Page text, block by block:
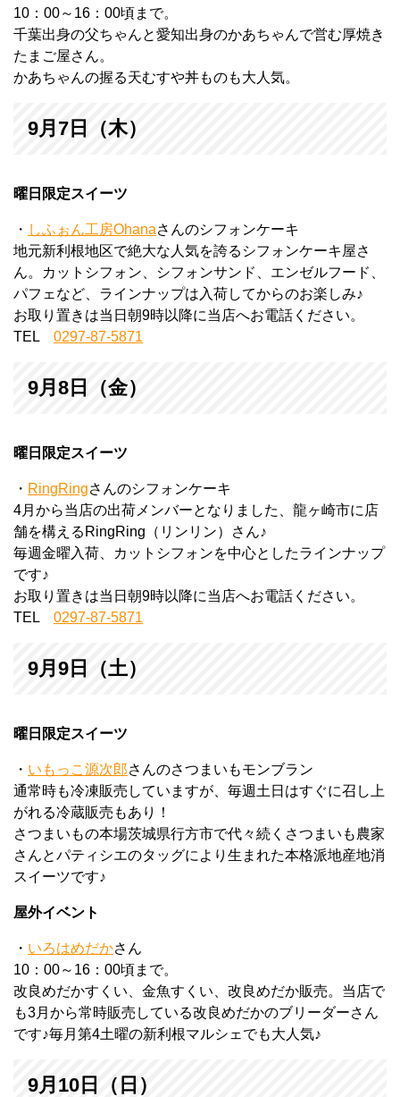
10：00～16：00頃まで。
千葉出身の父ちゃんと愛知出身のかあちゃんで営む厚焼き
たまご屋さん。
かあちゃんの握る天むすや丼ものも大人気。
9月7日（木）
曜日限定スイーツ
・ しふぉん工房Ohanaさんのシフォンケーキ
地元新利根地区で絶大な人気を誇るシフォンケーキ屋さ
ん。カットシフォン、シフォンサンド、エンゼルフード、
パフェなど、ラインナップは入荷してからのお楽しみ♪
お取り置きは当日朝9時以降に当店へお電話ください。
TEL 0297-87-5871
9月8日（金）
曜日限定スイーツ
・ RingRingさんのシフォンケーキ
4月から当店の出荷メンバーとなりました、龍ヶ崎市に店
舗を構えるRingRing（リンリン）さん♪
毎週金曜入荷、カットシフォンを中心としたラインナップ
です♪
お取り置きは当日朝9時以降に当店へお電話ください。
TEL 0297-87-5871
9月9日（土）
曜日限定スイーツ
・ いもっこ源次郎さんのさつまいもモンブラン
通常時も冷凍販売していますが、毎週土日はすぐに召し上
がれる冷蔵販売もあり！
さつまいもの本場茨城県行方市で代々続くさつまいも農家
さんとパティシエのタッグにより生まれた本格派地産地消
スイーツです♪
屋外イベント
・ いろはめだかさん
10：00～16：00頃まで。
改良めだかすくい、金魚すくい、改良めだか販売。当店で
も3月から常時販売している改良めだかのブリーダーさん
です♪毎月第4土曜の新利根マルシェでも大人気♪
9月10日（日）